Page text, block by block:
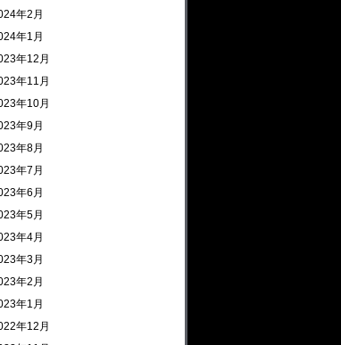
年2月
年1月
年12月
年11月
年10月
年9月
年8月
年7月
年6月
年5月
年4月
年3月
年2月
年1月
年12月